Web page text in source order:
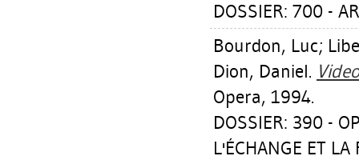
DOSSIER: 700 -
Bourdon, Luc;
Dion, Daniel.
Opera, 1994.
DOSSIER: 390 -
L'ÉCHANGE ET